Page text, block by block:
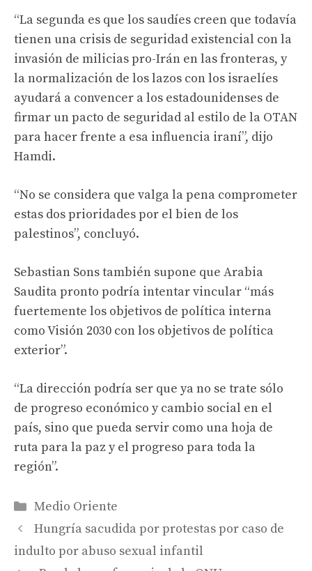
“La segunda es que los saudíes creen que todavía
tienen una crisis de seguridad existencial con la
invasión de milicias pro-Irán en las fronteras, y
la normalización de los lazos con los israelíes
ayudará a convencer a los estadounidenses de
firmar un pacto de seguridad al estilo de la OTAN
para hacer frente a esa influencia iraní”, dijo
Hamdi.
“No se considera que valga la pena comprometer
estas dos prioridades por el bien de los
palestinos”, concluyó.
Sebastian Sons también supone que Arabia
Saudita pronto podría intentar vincular “más
fuertemente los objetivos de política interna
como Visión 2030 con los objetivos de política
exterior”.
“La dirección podría ser que ya no se trate sólo
de progreso económico y cambio social en el
país, sino que pueda servir como una hoja de
ruta para la paz y el progreso para toda la
región”.
Categories
Medio Oriente
Hungría sacudida por protestas por caso de
indulto por abuso sexual infantil